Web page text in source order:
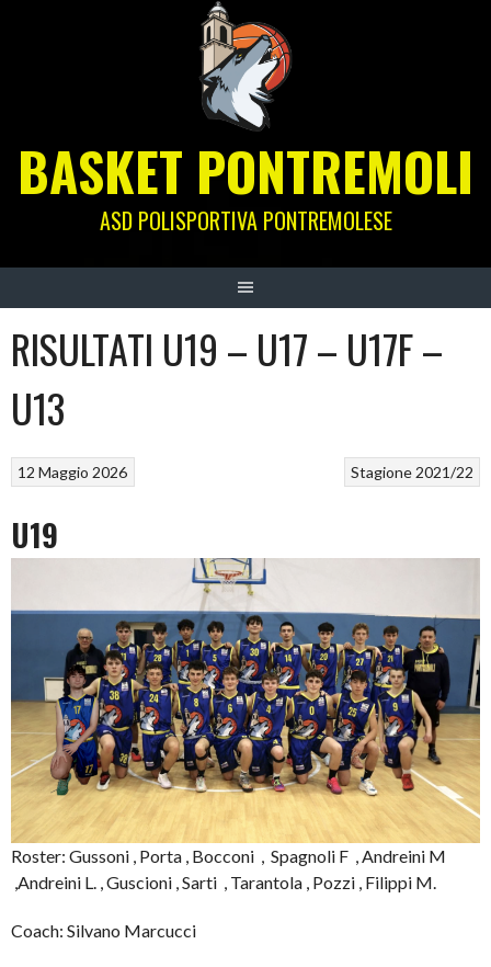
BASKET PONTREMOLI
ASD POLISPORTIVA PONTREMOLESE
RISULTATI U19 – U17 – U17F –
U13
Stagione 2021/22
12 Maggio 2026
U19
Roster: Gussoni , Porta , Bocconi , Spagnoli F , Andreini M
,Andreini L. , Guscioni , Sarti , Tarantola , Pozzi , Filippi M.
Coach: Silvano Marcucci